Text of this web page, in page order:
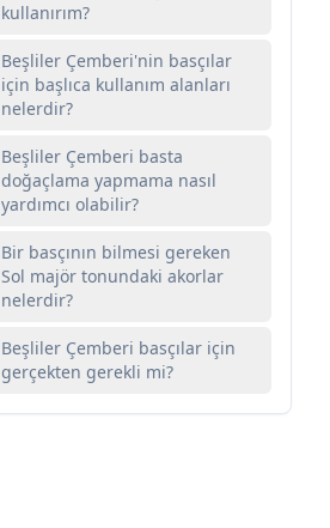
kullanırım?
Beşliler Çemberi'nin basçılar
için başlıca kullanım alanları
nelerdir?
Beşliler Çemberi basta
doğaçlama yapmama nasıl
yardımcı olabilir?
Bir basçının bilmesi gereken
Sol majör tonundaki akorlar
nelerdir?
Beşliler Çemberi basçılar için
gerçekten gerekli mi?